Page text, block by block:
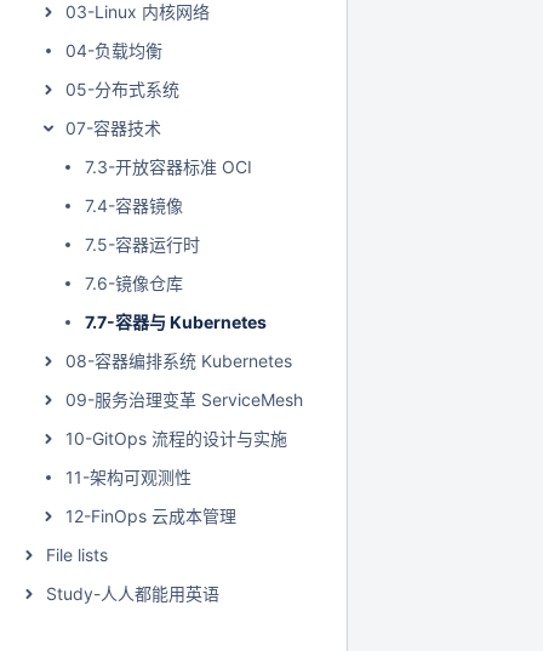
03-Linux 内核网络
04-负载均衡
05-分布式系统
07-容器技术
7.3-开放容器标准 OCI
7.4-容器镜像
7.5-容器运行时
7.6-镜像仓库
7.7-容器与 Kubernetes
08-容器编排系统 Kubernetes
09-服务治理变革 ServiceMesh
10-GitOps 流程的设计与实施
11-架构可观测性
12-FinOps 云成本管理
File lists
Study-人人都能用英语